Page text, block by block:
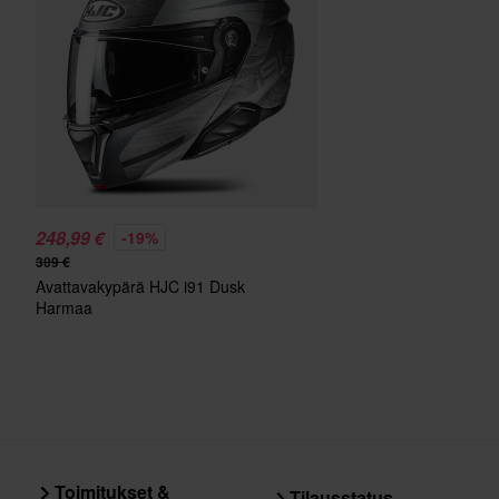
248,99 € -19%
309 €
Avattavakypärä HJC i91 Dusk
Harmaa
Toimitukset &